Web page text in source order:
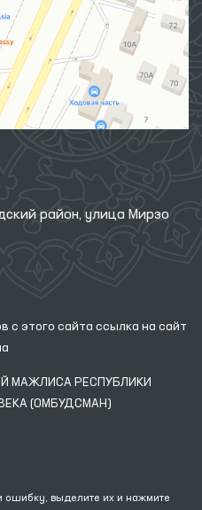
район, улица Мирзо
с этого сайта ссылка на сайт
МАЖЛИСА РЕСПУБЛИКИ
(ОМБУДСМАН)
выделите их и нажмите